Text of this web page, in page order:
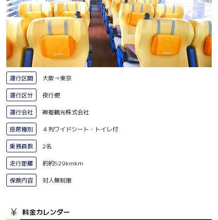
運行区間 大阪⇒東京
運行区分 夜行便
運行会社 神姫観光株式会社
座席種別 ４列ワイドシート・トイレ付
乗務員数 2名
走行距離 約約529kmkm
保険内容 対人無制限
料金カレンダー